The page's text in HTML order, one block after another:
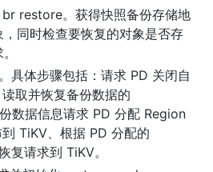
br restore。获得快照备份存储地
同时检查要恢复的对象是否存
具体步骤包括：请求 PD 关闭自
取并恢复备份数据的
数据信息请求 PD 分配 Region
TiKV、根据 PD 分配的
复请求到 TiKV。